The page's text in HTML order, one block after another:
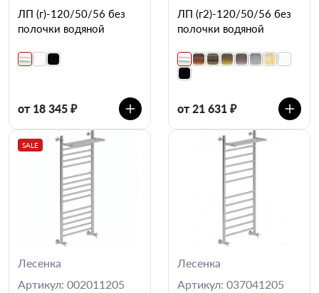
ЛП (г)-120/50/56 без
полочки водяной
от 18 345 ₽
ЛП (г2)-120/50/56 без
полочки водяной
от 21 631 ₽
SALE
Лесенка
Артикул: 002011205
Лесенка
Артикул: 037041205